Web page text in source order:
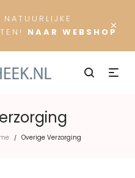
×
NAAR WEBSHOP
/ Overige Verzorging